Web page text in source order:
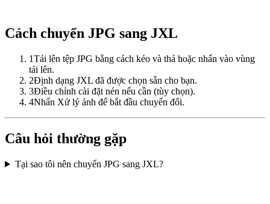
Cách chuyển JPG sang JXL
1Tải lên tệp JPG bằng cách kéo và thả hoặc nhấn vào vùng
tải lên.
2Định dạng JXL đã được chọn sẵn cho bạn.
3Điều chỉnh cài đặt nén nếu cần (tùy chọn).
4Nhấn Xử lý ảnh để bắt đầu chuyển đổi.
Câu hỏi thường gặp
Tại sao tôi nên chuyển JPG sang JXL?